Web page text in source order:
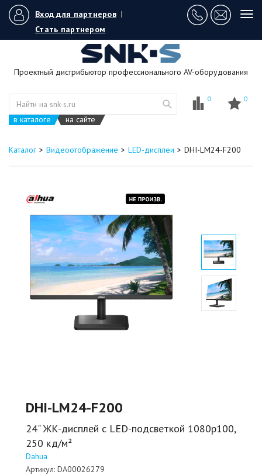
Вход для партнеров |
Стать партнером
Проектный дистрибьютор профессионального AV-оборудования
в каталоге на сайте
0 0
Каталог Видеоотображение LED-дисплеи DHI-LM24-F200
DHI-LM24-F200
24" ЖК-дисплей с LED-подсветкой 1080p100,
250 кд/м²
Dahua
Артикул: DA00026279